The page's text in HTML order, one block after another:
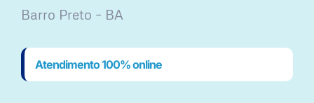
Barro Preto – BA
Atendimento 100% online